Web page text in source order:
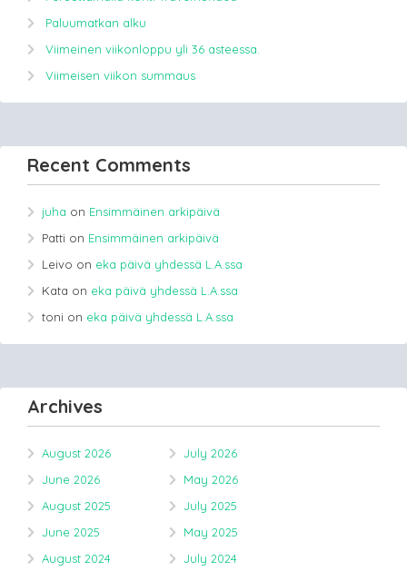
Paluumatkan alku
Viimeinen viikonloppu yli 36 asteessa.
Viimeisen viikon summaus
Recent Comments
juha on Ensimmäinen arkipäivä
Patti on Ensimmäinen arkipäivä
Leivo on eka päivä yhdessä L.A.ssa
Kata on eka päivä yhdessä L.A.ssa
toni on eka päivä yhdessä L.A.ssa
Archives
August 2026
July 2026
June 2026
May 2026
August 2025
July 2025
June 2025
May 2025
August 2024
July 2024